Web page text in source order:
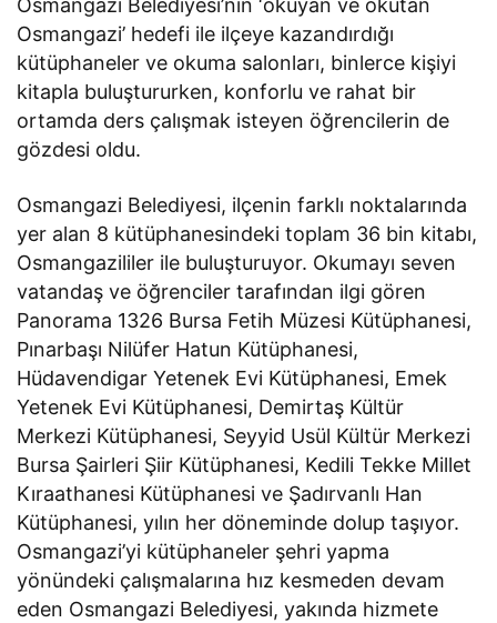
Osmangazi Belediyesi’nin ‘okuyan ve okutan
Osmangazi’ hedefi ile ilçeye kazandırdığı
kütüphaneler ve okuma salonları, binlerce kişiyi
kitapla buluştururken, konforlu ve rahat bir
ortamda ders çalışmak isteyen öğrencilerin de
gözdesi oldu.
Osmangazi Belediyesi, ilçenin farklı noktalarında
yer alan 8 kütüphanesindeki toplam 36 bin kitabı,
Osmangazililer ile buluşturuyor. Okumayı seven
vatandaş ve öğrenciler tarafından ilgi gören
Panorama 1326 Bursa Fetih Müzesi Kütüphanesi,
Pınarbaşı Nilüfer Hatun Kütüphanesi,
Hüdavendigar Yetenek Evi Kütüphanesi, Emek
Yetenek Evi Kütüphanesi, Demirtaş Kültür
Merkezi Kütüphanesi, Seyyid Usül Kültür Merkezi
Bursa Şairleri Şiir Kütüphanesi, Kedili Tekke Millet
Kıraathanesi Kütüphanesi ve Şadırvanlı Han
Kütüphanesi, yılın her döneminde dolup taşıyor.
Osmangazi’yi kütüphaneler şehri yapma
yönündeki çalışmalarına hız kesmeden devam
eden Osmangazi Belediyesi, yakında hizmete